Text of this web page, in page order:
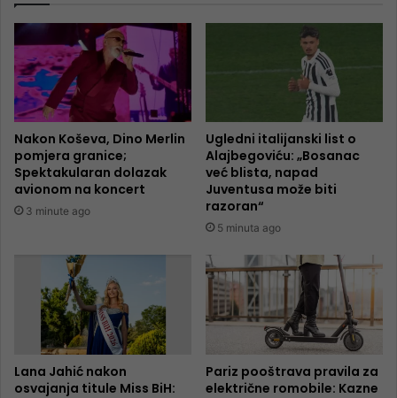
Nakon Koševa, Dino Merlin
pomjera granice;
Spektakularan dolazak
avionom na koncert
3 minute ago
Ugledni italijanski list o
Alajbegoviću: „Bosanac
već blista, napad
Juventusa može biti
razoran“
5 minuta ago
Lana Jahić nakon
osvajanja titule Miss BiH:
Pariz pooštrava pravila za
električne romobile: Kazne